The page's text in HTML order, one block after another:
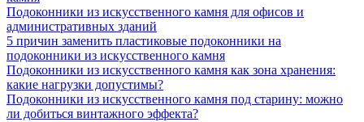
Подоконники из искусственного камня для офисов и
административных зданий
5 причин заменить пластиковые подоконники на
подоконники из искусственного камня
Подоконники из искусственного камня как зона хранения:
какие нагрузки допустимы?
Подоконники из искусственного камня под старину: можно
ли добиться винтажного эффекта?